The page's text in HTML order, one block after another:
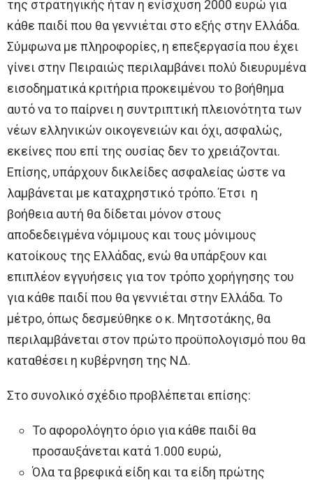
της στρατηγικής ήταν η ενίσχυση 2000 ευρώ για
κάθε παιδί που θα γεννιέται στο εξής στην Ελλάδα.
Σύμφωνα με πληροφορίες, η επεξεργασία που έχει
γίνει στην Πειραιώς περιλαμβάνει πολύ διευρυμένα
εισοδηματικά κριτήρια προκειμένου το βοήθημα
αυτό να το παίρνει η συντριπτική πλειονότητα των
νέων ελληνικών οικογενειών και όχι, ασφαλώς,
εκείνες που επί της ουσίας δεν το χρειάζονται.
Επίσης, υπάρχουν δικλείδες ασφαλείας ώστε να
λαμβάνεται με καταχρηστικό τρόπο. Έτσι η
βοήθεια αυτή θα δίδεται μόνον στους
αποδεδειγμένα νόμιμους και τους μόνιμους
κατοίκους της Ελλάδας, ενώ θα υπάρξουν και
επιπλέον εγγυήσεις για τον τρόπο χορήγησης του
για κάθε παιδί που θα γεννιέται στην Ελλάδα. Το
μέτρο, όπως δεσμεύθηκε ο κ. Μητσοτάκης, θα
περιλαμβάνεται στον πρώτο προϋπολογισμό που θα
καταθέσει η κυβέρνηση της ΝΔ.
Στο συνολικό σχέδιο προβλέπεται επίσης:
Το αφορολόγητο όριο για κάθε παιδί θα
προσαυξάνεται κατά 1.000 ευρώ,
Όλα τα βρεφικά είδη και τα είδη πρώτης